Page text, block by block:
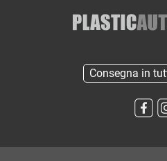
Consegna in